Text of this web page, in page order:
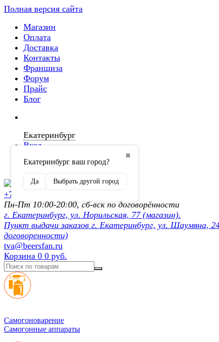
Полная версия сайта
Магазин
Оплата
Доставка
Контакты
Франшиза
Форум
Прайс
Блог
Екатеринбург
✖
Екатеринбург ваш город?
Да Выбрать другой город
Вход
Регистрация
+7 (902) 872-54-70
Пн-Пт 10:00-20:00, сб-вск по договорённости
г. Екатеринбург, ул. Норильская, 77 (магазин).
Пункт выдачи заказов г. Екатеринбург, ул. Шаумяна,
договоренности)
tva@beersfan.ru
Корзина 0 0 руб.
Cамогоноварение
Самогонные аппараты